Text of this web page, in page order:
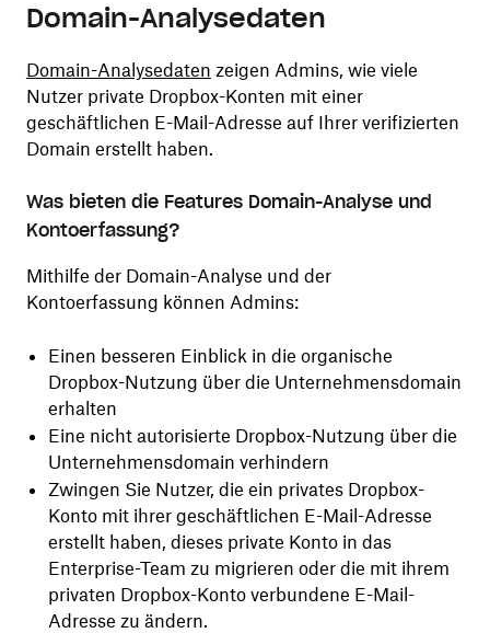
Domain-Analysedaten
Domain-Analysedaten zeigen Admins, wie viele
Nutzer private Dropbox-Konten mit einer
geschäftlichen E-Mail-Adresse auf Ihrer verifizierten
Domain erstellt haben.
Was bieten die Features Domain-Analyse und
Kontoerfassung?
Mithilfe der Domain-Analyse und der
Kontoerfassung können Admins:
Einen besseren Einblick in die organische
Dropbox-Nutzung über die Unternehmensdomain
erhalten
Eine nicht autorisierte Dropbox-Nutzung über die
Unternehmensdomain verhindern
Zwingen Sie Nutzer, die ein privates Dropbox-
Konto mit ihrer geschäftlichen E-Mail-Adresse
erstellt haben, dieses private Konto in das
Enterprise-Team zu migrieren oder die mit ihrem
privaten Dropbox-Konto verbundene E-Mail-
Adresse zu ändern.